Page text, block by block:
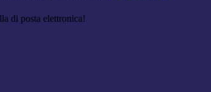
di posta elettronica!